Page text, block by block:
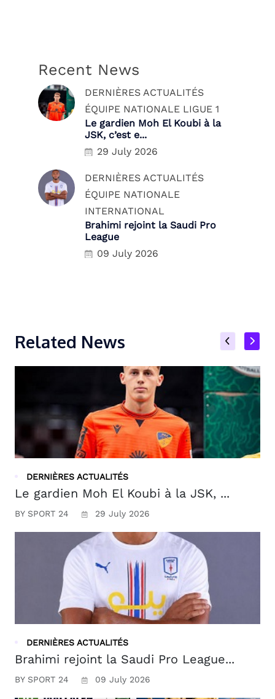
Recent News
DERNIÈRES ACTUALITÉS
ÉQUIPE NATIONALE LIGUE 1
Le gardien Moh El Koubi à la
JSK, c’est e...
29 July 2026
DERNIÈRES ACTUALITÉS
ÉQUIPE NATIONALE
INTERNATIONAL
Brahimi rejoint la Saudi Pro
League
09 July 2026
Related News
DERNIÈRES ACTUALITÉS
Le gardien Moh El Koubi à la JSK, ...
BY SPORT 24 29 July 2026
DERNIÈRES ACTUALITÉS
Brahimi rejoint la Saudi Pro League...
BY SPORT 24 09 July 2026